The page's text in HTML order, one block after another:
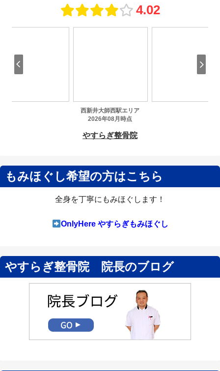
もみほぐし希望の方はこちら
全身を丁寧にもみほぐします！
OnlyHere やすらぎもみほぐし
やすらぎ整骨院 院長のブログ